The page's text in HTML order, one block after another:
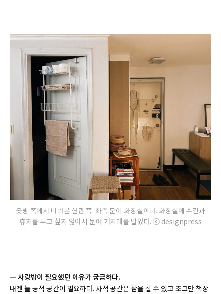
옷방 쪽에서 바라본 현관 쪽. 좌측 문이 화장실이다. 화장실에 수건과
휴지를 두고 싶지 않아서 문에 거치대를 달았다. ⓒ designpress
— 사랑방이 필요했던 이유가 궁금하다.
내겐 늘 공적 공간이 필요하다. 사적 공간은 잠을 잘 수 있고 조그만 책상